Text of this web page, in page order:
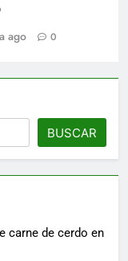
ago 0
BUSCAR
carne de cerdo en